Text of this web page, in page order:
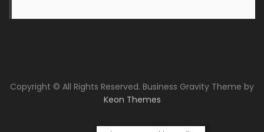
Copyright © All Rights Reserved. Business Gravity Theme by
Keon Themes